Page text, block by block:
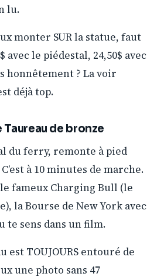
lu.
monter SUR la statue, faut
avec le piédestal, 24,50$ avec
honnêtement ? La voir
déjà top.
de bronze
du ferry, remonte à pied
C’est à 10 minutes de marche.
fameux Charging Bull (le
la Bourse de New York avec
te sens dans un film.
est TOUJOURS entouré de
une photo sans 47